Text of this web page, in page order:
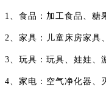
1、食品：加工食品、糖
2、家具：儿童床房家具
3、玩具：玩具、娃娃、
4、家电：空气净化器、